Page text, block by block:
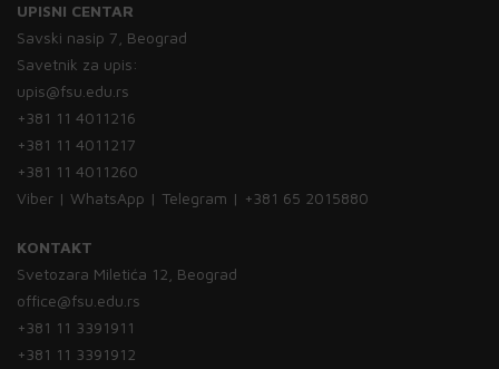
UPISNI CENTAR
Savski nasip 7, Beograd
Savetnik za upis:
upis@fsu.edu.rs
+381 11 4011216
+381 11 4011217
+381 11 4011260
Viber | WhatsApp | Telegram | +381 65 2015880
KONTAKT
Svetozara Miletića 12, Beograd
office@fsu.edu.rs
+381 11 3391911
+381 11 3391912